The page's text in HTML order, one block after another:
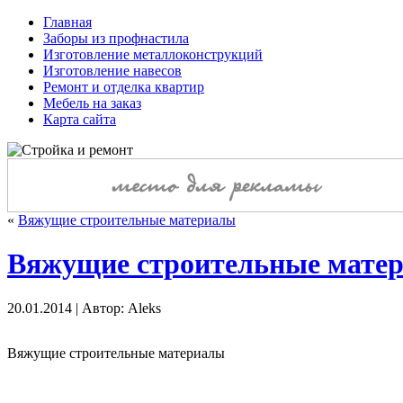
Главная
Заборы из профнастила
Изготовление металлоконструкций
Изготовление навесов
Ремонт и отделка квартир
Мебель на заказ
Карта сайта
« Вяжущие строительные материалы
Вяжущие строительные
20.01.2014 | Автор: Aleks
Вяжущие строительные материалы